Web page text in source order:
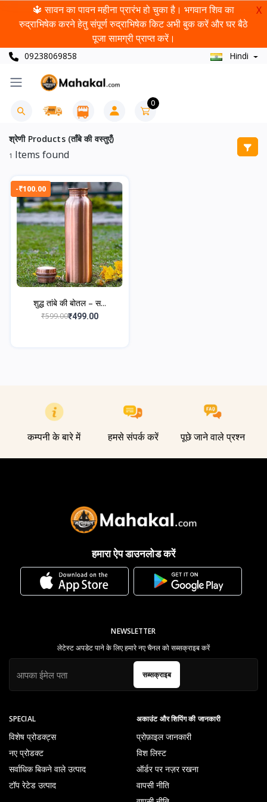
🔱 सावन का पावन महीना प्रारंभ हो चुका है। भगवान शिव का
रुद्राभिषेक करने हेतु संपूर्ण रुद्राभिषेक किट अभी बुक करें और घर बैठे
पूजा सामग्री प्राप्त करें।
X
09238069858 Hindi
0
श्रेणी Products (ताँबे की वस्तुएँ)
1 Items found
-₹100.00
शुद्ध तांबे की बोतल – स...
₹599.00₹499.00
कम्पनी के बारे में हमसे संपर्क करें पूछे जाने वाले प्रश्न
हमारा ऐप डाउनलोड करें
SPECIAL
विशेष प्रोडक्ट्स
नए प्रोडक्ट
सर्वाधिक बिकने वाले उत्पाद
टॉप रेटेड उत्पाद
अकाउंट और शिपिंग की जानकारी
प्रोफ़ाइल जानकारी
विश लिस्ट
ऑर्डर पर नज़र रखना
वापसी नीति
NEWSLETTER
लेटेस्ट अपडेट पाने के लिए हमारे नए चैनल को सब्सक्राइब करें
सब्सक्राइब